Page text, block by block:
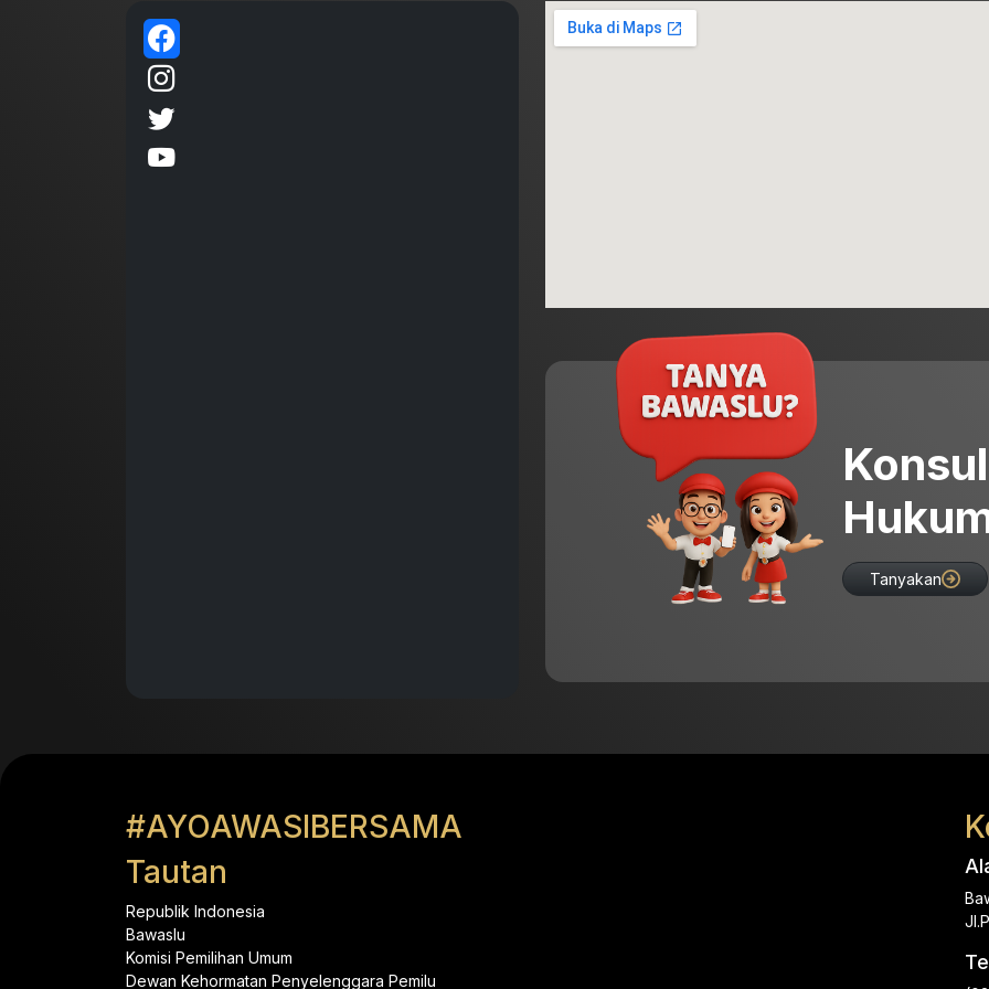
Tanyakan
#AYOAWASIBERSAMA
Tautan
Republik Indonesia
Bawaslu
Komisi Pemilihan Umum
Dewan Kehormatan Penyelenggara Pemilu